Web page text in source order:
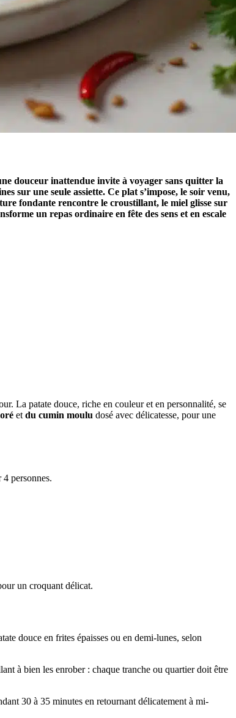
douceur inattendue invite à voyager sans quitter la
sur une seule assiette. Ce plat s’impose, le soir venu,
fondante rencontre le croustillant, le miel glisse sur
un repas ordinaire en fête des sens et en escale
La patate douce, riche en couleur et en personnalité, se
et du cumin moulu dosé avec délicatesse, pour une
personnes.
un croquant délicat.
douce en frites épaisses ou en demi-lunes, selon
à bien les enrober : chaque tranche ou quartier doit être
30 à 35 minutes en retournant délicatement à mi-